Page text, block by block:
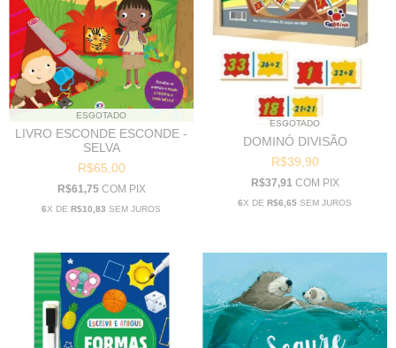
ESGOTADO
LIVRO ESCONDE ESCONDE -
SELVA
R$65,00
R$61,75 COM PIX
6X DE R$10,83 SEM JUROS
ESGOTADO
DOMINÓ DIVISÃO
R$39,90
R$37,91 COM PIX
6X DE R$6,65 SEM JUROS